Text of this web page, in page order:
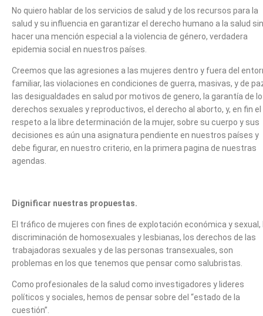
No quiero hablar de los servicios de salud y de los recursos para la
salud y su influencia en garantizar el derecho humano a la salud sin
hacer una mención especial a la violencia de género, verdadera
epidemia social en nuestros países.
Creemos que las agresiones a las mujeres dentro y fuera del
familiar, las violaciones en condiciones de guerra, masivas, y de
las desigualdades en salud por motivos de genero, la garantía de
derechos sexuales y reproductivos, el derecho al aborto, y, en fin el
respeto a la libre determinación de la mujer, sobre su cuerpo y sus
decisiones es aún una asignatura pendiente en nuestros países y
debe figurar, en nuestro criterio, en la primera pagina de nuestras
agendas.
Dignificar nuestras propuestas.
El tráfico de mujeres con fines de explotación económica y sexual,
discriminación de homosexuales y lesbianas, los derechos de las
trabajadoras sexuales y de las personas transexuales, son
problemas en los que tenemos que pensar como salubristas.
Como profesionales de la salud como investigadores y lideres
políticos y sociales, hemos de pensar sobre del “estado de la
cuestión”.